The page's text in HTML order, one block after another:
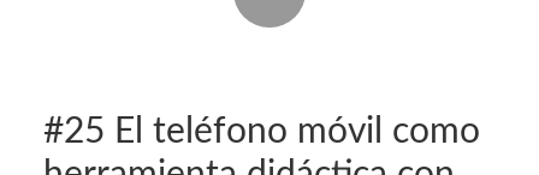
#25 El teléfono móvil como